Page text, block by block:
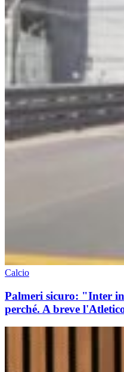
Calcio
Palmeri sicuro: "Inter in
perché. A breve